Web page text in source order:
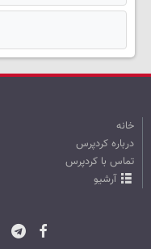
خانه
درباره کردپرس
تماس با کردپرس
آرشیو